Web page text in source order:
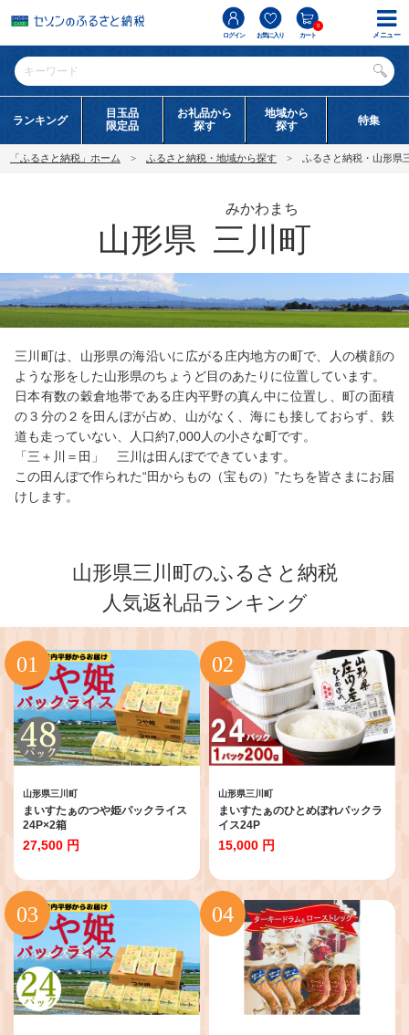
ログイン お気に入り カート
0
ランキング
目玉品
限定品
お礼品から
探す
地域から
探す
特集
「ふるさと納税」ホーム ふるさと納税・地域から探す ふるさと納税・山形県
山形県 三川町
みかわまち
三川町は、山形県の海沿いに広がる庄内地方の町で、人の横顔の
ような形をした山形県のちょうど目のあたりに位置しています。
日本有数の穀倉地帯である庄内平野の真ん中に位置し、町の面積
の３分の２を田んぼが占め、山がなく、海にも接しておらず、鉄
道も走っていない、人口約7,000人の小さな町です。
「三＋川＝田」 三川は田んぼでできています。
この田んぼで作られた“田からもの（宝もの）”たちを皆さまにお届
けします。
山形県三川町のふるさと納税
人気返礼品ランキング
山形県三川町
まいすたぁのつや姫パックライス
24P×2箱
27,500 円
山形県三川町
まいすたぁのひとめぼれパックラ
イス24P
15,000 円
メニュー